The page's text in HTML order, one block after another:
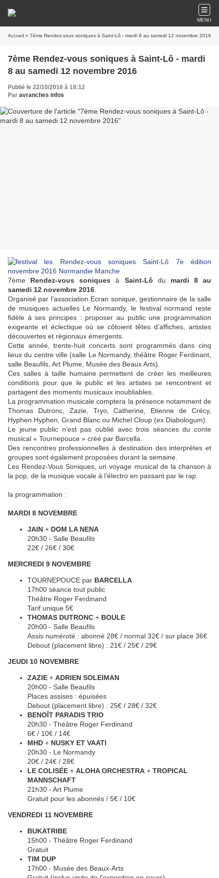
MENU
Accueil » 7ème Rendez-vous soniques à Saint-Lô - mardi 8 au samedi 12 novembre 2016
7ème Rendez-vous soniques à Saint-Lô - mardi
8 au samedi 12 novembre 2016
Publié le 22/10/2016 à 18:12
Par avranches infos
7ème Rendez-vous soniques à Saint-Lô du mardi 8 au
samedi 12 novembre 2016
Organisé par l'association Ecran sonique, gestionnaire de la salle
de musiques actuelles Le Normandy, le festival normand reste
fidèle à ses principes : proposer au public une programmation
exigeante et éclectique où se côtoient têtes d’affiches, artistes
découvertes et régionaux émergents.
Cette année, trente-huit concerts sont programmés dans cinq
lieux du centre ville (salle Le Normandy, théâtre Roger Ferdinant,
salle Beaufils, Art Plume, Musée des Beaux Arts).
Ces salles à taille humaine permettent de créer les meilleures
conditions pour que le public et les artistes se rencontrent et
partagent des moments musicaux inoubliables.
La programmation musicale comptera la présence notamment de
Thomas Dutronc, Zazie, Tryo, Catherine, Etienne de Crécy,
Hyphen Hyphen, Grand Blanc ou Michel Cloup (ex Diabologum).
Le jeune public n’est pas oublié avec trois séances du conte
musical « Tournepouce » créé par Barcella.
Des rencontres professionnelles à destination des interprètes et
groupes sont également proposées durant la semaine.
Les Rendez-Vous Soniques, un voyage musical de la chanson à
la pop, de la musique vocale à l’électro en passant par le rap.
la programmation :
MARDI 8 NOVEMBRE
JAIN + DOM LA NENA
20h30 - Salle Beaufils
22€ / 26€ / 30€
MERCREDI 9 NOVEMBRE
TOURNEPOUCE par BARCELLA
17h00 séance tout public
Théâtre Roger Ferdinand
Tarif unique 5€
THOMAS DUTRONC + BOULE
20h00 - Salle Beaufils
Assis numéroté : abonné 28€ / normal 32€ / sur place 36€
Debout (placement libre) : 21€ / 25€ / 29€
JEUDI 10 NOVEMBRE
ZAZIE + ADRIEN SOLEIMAN
20h00 - Salle Beaufils
Places assises : épuisées
Debout (placement libre) : 25€ / 28€ / 32€
BENOÎT PARADIS TRIO
20h30 - Théâtre Roger Ferdinand
6€ / 10€ / 14€
MHD + NUSKY ET VAATI
20h30 - Le Normandy
20€ / 24€ / 28€
LE COLISÉE + ALOHA ORCHESTRA + TROPICAL
MANNSCHAFT
21h30 - Art Plume
Gratuit pour les abonnés / 5€ / 10€
VENDREDI 11 NOVEMBRE
BUKATRIBE
15h00 - Théâtre Roger Ferdinand
Gratuit
TIM DUP
17h00 - Musée des Beaux-Arts